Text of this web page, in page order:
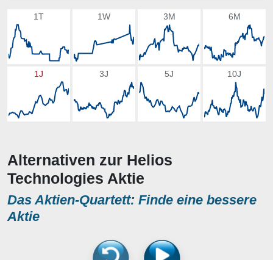
1T 1W 3M 6M
1J 3J 5J 10J
Alternativen zur Helios
Technologies Aktie
Das Aktien-Quartett: Finde eine bessere
Aktie